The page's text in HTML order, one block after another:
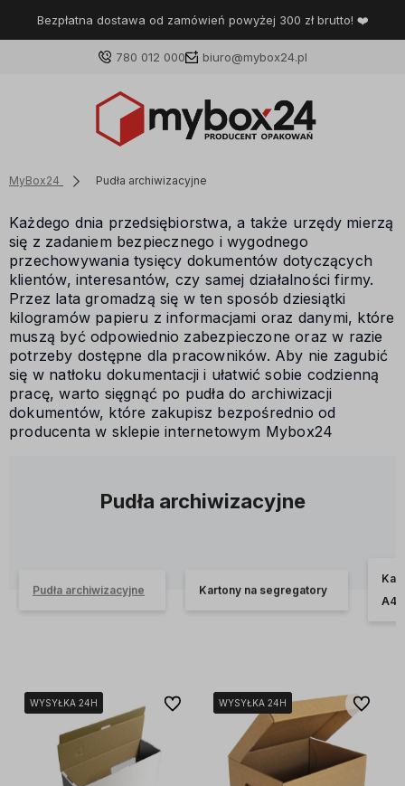
Bezpłatna dostawa od zamówień powyżej 300 zł brutto! ❤️
780 012 000 biuro@mybox24.pl
MyBox24 Pudła archiwizacyjne
Każdego dnia przedsiębiorstwa, a także urzędy mierzą
się z zadaniem bezpiecznego i wygodnego
przechowywania tysięcy dokumentów dotyczących
klientów, interesantów, czy samej działalności firmy.
Przez lata gromadzą się w ten sposób dziesiątki
kilogramów papieru z informacjami oraz danymi, które
muszą być odpowiednio zabezpieczone oraz w razie
potrzeby dostępne dla pracowników. Aby nie zagubić
się w natłoku dokumentacji i ułatwić sobie codzienną
pracę, warto sięgnąć po pudła do archiwizacji
dokumentów, które zakupisz bezpośrednio od
producenta w sklepie internetowym Mybox24
Pudła archiwizacyjne
Pudła archiwizacyjne Kartony na segregatory
A4
WYSYŁKA 24H
WYSYŁKA 24H
WYSYŁKA 24H Do ulubionychWYSYŁKA 24H
WYSYŁKA 24H
WYSYŁKA 24H Do